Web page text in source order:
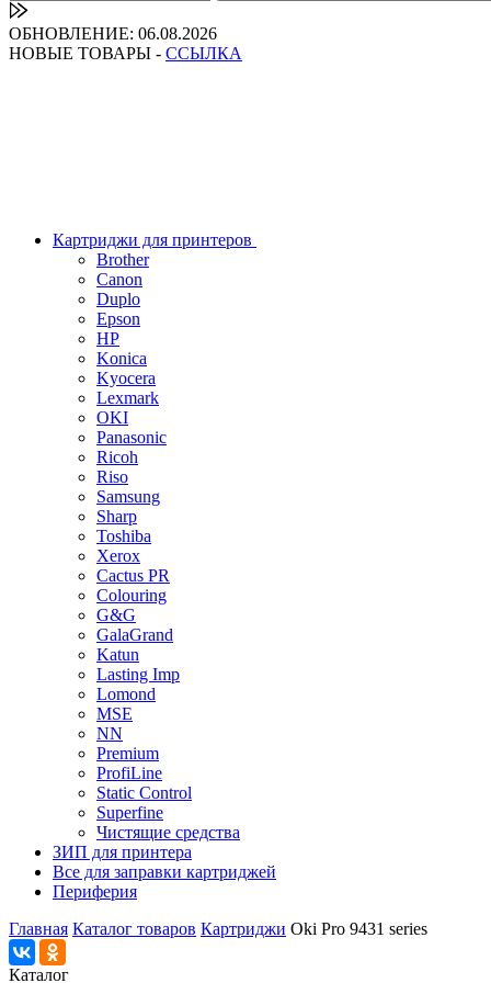
ОБНОВЛЕНИЕ: 06.08.2026
НОВЫЕ ТОВАРЫ - ССЫЛКА
Картриджи для принтеров
Brother
Canon
Duplo
Epson
HP
Konica
Kyocera
Lexmark
OKI
Panasonic
Ricoh
Riso
Samsung
Sharp
Toshiba
Xerox
Cactus PR
Colouring
G&G
GalaGrand
Katun
Lasting Imp
Lomond
MSE
NN
Premium
ProfiLine
Static Control
Superfine
Чистящие средства
ЗИП для принтера
Все для заправки картриджей
Периферия
Главная Каталог товаров Картриджи Oki Pro 9431 series
Каталог